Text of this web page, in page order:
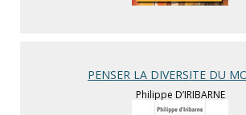
PENSER LA DIVERSITE DU
Philippe D’IRIBARNE